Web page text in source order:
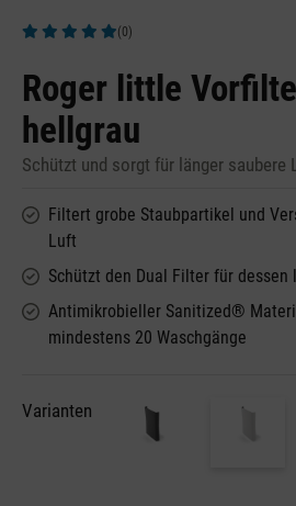
(0)
Roger little
hellgrau
Schützt und sorgt für länger saubere
Filtert grobe Staubpartikel und
Luft
Schützt den Dual Filter für dessen
Antimikrobieller Sanitized®
mindestens 20 Waschgänge
Varianten